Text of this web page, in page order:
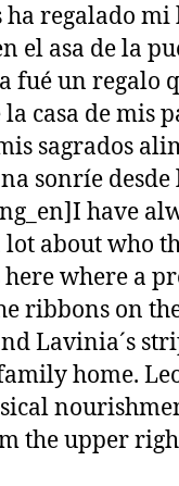
ha regalado
el asa de la
fué un regalo
casa de mis
sagrados
sonríe
have
lot about who
here where a
ribbons on
Lavinia´s
home.
the upper